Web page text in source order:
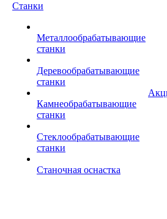
Станки
Металлообрабатывающие
станки
Деревообрабатывающие
станки
Камнеобрабатывающие
станки
Стеклообрабатывающие
станки
Станочная оснастка